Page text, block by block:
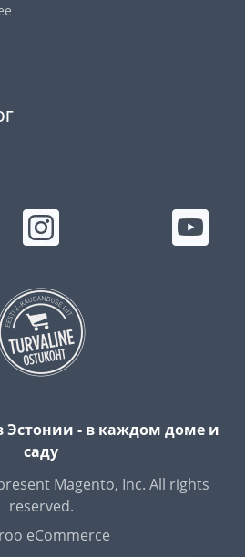
- в каждом доме и
саду
Magento, Inc. All rights
reserved.
eCommerce